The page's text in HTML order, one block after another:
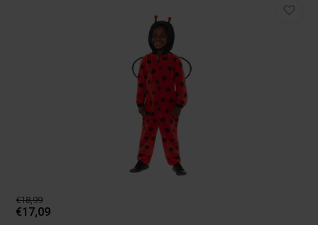
€18,99
€17,09